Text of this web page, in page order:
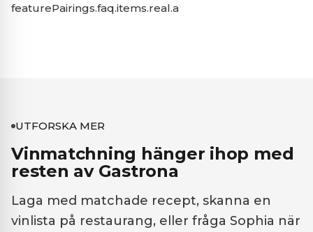
featurePairings.faq.items.real.a
UTFORSKA MER
Vinmatchning hänger ihop med
resten av Gastrona
Laga med matchade recept, skanna en
vinlista på restaurang, eller fråga Sophia när